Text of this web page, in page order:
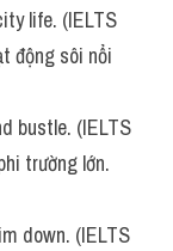
life. (IELTS
động sôi nổi
bustle. (IELTS
trường lớn.
down. (IELTS